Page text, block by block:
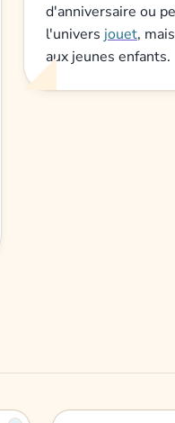
d'anniversaire ou
l'univers jouet,
aux jeunes enfants.